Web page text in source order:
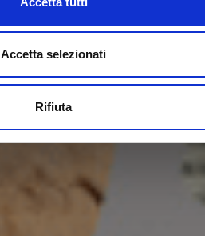
Accetta selezionati
Rifiuta